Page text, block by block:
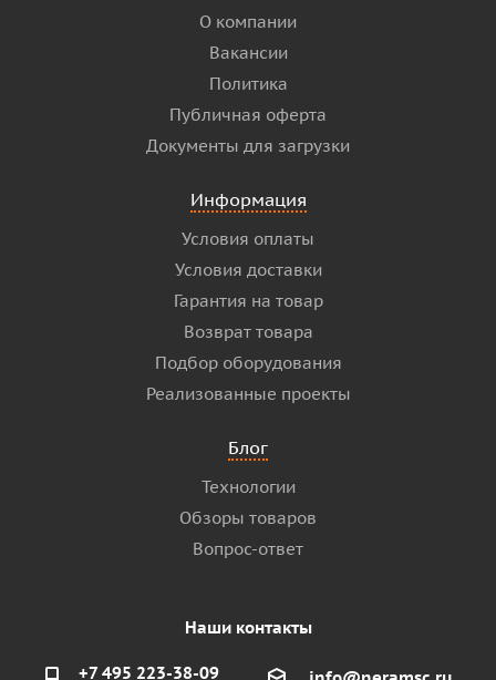
О компании
Вакансии
Политика
Публичная оферта
Документы для загрузки
Информация
Условия оплаты
Условия доставки
Гарантия на товар
Возврат товара
Подбор оборудования
Реализованные проекты
Блог
Технологии
Обзоры товаров
Вопрос-ответ
Наши контакты
+7 495 223-38-09